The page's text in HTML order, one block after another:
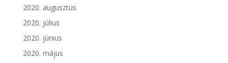
2020. augusztus
2020. július
2020. június
2020. május